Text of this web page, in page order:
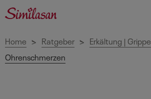
Home > Ratgeber > Erkältung | Grippe
Ohrenschmerzen